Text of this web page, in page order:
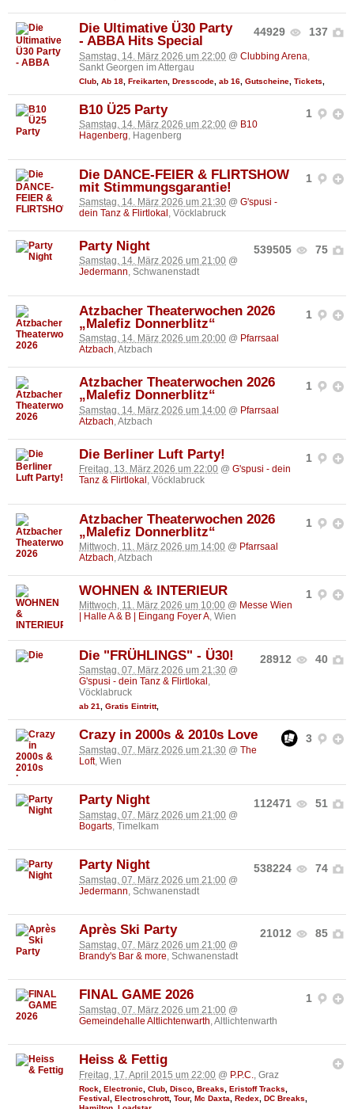
44929 137
Die Ultimative Ü30 Party
- ABBA Hits Special
Samstag, 14. März 2026 um 22:00 @ Clubbing Arena
Sankt Georgen im Attergau
Club Ab 18 Freikarten Dresscode ab 16 Gutscheine Tickets
1
B10 Ü25 Party
Samstag, 14. März 2026 um 22:00 @ B10
Hagenberg, Hagenberg
1
Die DANCE-FEIER & FLIRTSHOW
mit Stimmungsgarantie!
Samstag, 14. März 2026 um 21:30 @ G'spusi -
dein Tanz & Flirtlokal , Vöcklabruck
539505 75
Party Night
Samstag, 14. März 2026 um 21:00 @
Jedermann, Schwanenstadt
1
Atzbacher Theaterwochen 2026
„Malefiz Donnerblitz“
Samstag, 14. März 2026 um 20:00 @ Pfarrsaal
Atzbach, Atzbach
1
Atzbacher Theaterwochen 2026
„Malefiz Donnerblitz“
Samstag, 14. März 2026 um 14:00 @ Pfarrsaal
Atzbach , Atzbach
1
Die Berliner Luft Party!
Freitag, 13. März 2026 um 22:00 @ G'spusi - dein
Tanz & Flirtlokal , Vöcklabruck
1
Atzbacher Theaterwochen 2026
„Malefiz Donnerblitz“
Mittwoch, 11. März 2026 um 14:00 @ Pfarrsaal
Atzbach, Atzbach
1
WOHNEN & INTERIEUR
Mittwoch, 11. März 2026 um 10:00 @ Messe Wien
| Halle A & B | Eingang Foyer A, Wien
28912 40
Die "FRÜHLINGS" - Ü30!
Samstag, 07. März 2026 um 21:30 @
G'spusi - dein Tanz & Flirtlokal ,
Vöcklabruck
ab 21, Gratis Eintritt,
3
Crazy in 2000s & 2010s Love
Samstag, 07. März 2026 um 21:30 @ The
Loft, Wien
112471 51
Party Night
Samstag, 07. März 2026 um 21:00 @
Bogarts , Timelkam
538224 74
Party Night
Samstag, 07. März 2026 um 21:00 @
Jedermann , Schwanenstadt
21012 85
Après Ski Party
Samstag, 07. März 2026 um 21:00 @
Brandy's Bar & more , Schwanenstadt
1
FINAL GAME 2026
Samstag, 07. März 2026 um 21:00 @
Gemeindehalle Altlichtenwarth , Altlichtenwarth
Heiss & Fettig
Freitag, 17. April 2015 um 22:00 @ P.P.C. , Graz
Rock Electronic Club Disco Breaks Eristoff Tracks
Festival
Electroschrott, Tour, Mc Daxta Redex DC Breaks